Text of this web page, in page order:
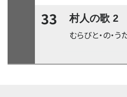
33 村人の歌 2
むらびと・の・う